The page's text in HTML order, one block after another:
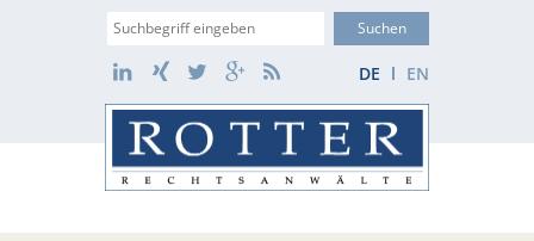
Suche
DE EN
LinkedIn
Xing TwitterGoogle+
RSS